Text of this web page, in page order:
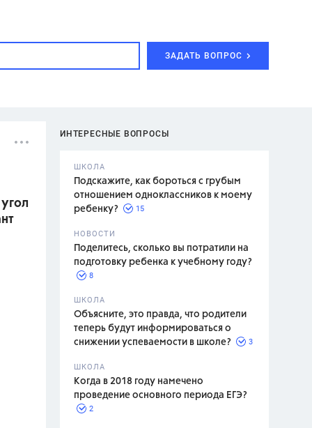
ЗАДАТЬ ВОПРОС
ИНТЕРЕСНЫЕ ВОПРОСЫ
ШКОЛА
Подскажите, как бороться с грубым
отношением одноклассников к моему
ребенку?
15
НОВОСТИ
Поделитесь, сколько вы потратили на
подготовку ребенка к учебному году?
8
ШКОЛА
Объясните, это правда, что родители
теперь будут информироваться о
снижении успеваемости в школе?
3
ШКОЛА
Когда в 2018 году намечено
проведение основного периода ЕГЭ?
2